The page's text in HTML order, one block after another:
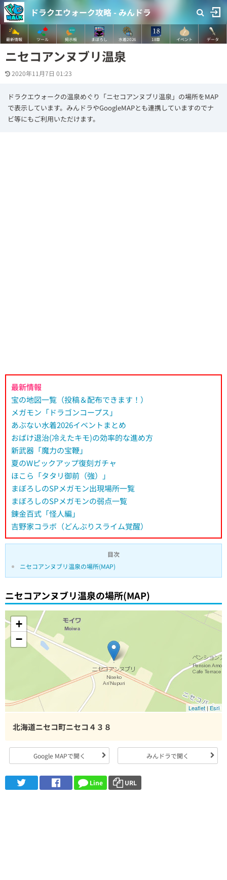
ドラクエウォーク攻略 - みんドラ
最新情報 ツール 掲示板 まぼろし 水着2026 18章 イベント データ
ニセコアンヌブリ温泉
2020年11月7日 01:23
ドラクエウォークの温泉めぐり「ニセコアンヌブリ温泉」の場所をMAP
で表示しています。みんドラやGoogleMAPとも連携していますのでナ
ビ等にもご利用いただけます。
最新情報
宝の地図一覧（投稿＆配布できます！）
メガモン「ドラゴンコープス」
あぶない水着2026イベントまとめ
おばけ退治(冷えたキモ)の効率的な進め方
新武器「魔力の宝鞭」
夏のWピックアップ復刻ガチャ
ほこら「タタリ御前（強）」
まぼろしのSPメガモン出現場所一覧
まぼろしのSPメガモンの弱点一覧
錬金百式「怪人編」
吉野家コラボ（どんぶりスライム覚醒）
目次
ニセコアンヌブリ温泉の場所(MAP)
ニセコアンヌブリ温泉の場所(MAP)
+
−
Leaflet|Esri
北海道ニセコ町ニセコ４３８
Google MAPで開く みんドラで開く
Line URL